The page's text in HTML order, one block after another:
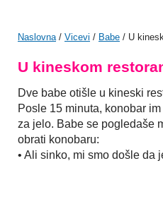
Naslovna/ Vicevi / Babe / U
U kineskom
Dve babe otišle u kineski
Posle 15 minuta, konobar
za jelo. Babe se pogledaše
obrati konobaru:
• Ali sinko, mi smo došle da